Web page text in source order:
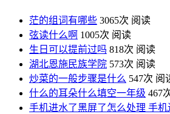
茫的组词有哪些 3065次 阅读
弦读什么啊 1005次 阅读
生日可以提前过吗 818次 阅读
湖北恩施民族学院 573次 阅读
炒菜的一般步骤是什么 547次 阅
什么的耳朵什么填空一年级 467
手机进水了黑屏了怎么处理 手